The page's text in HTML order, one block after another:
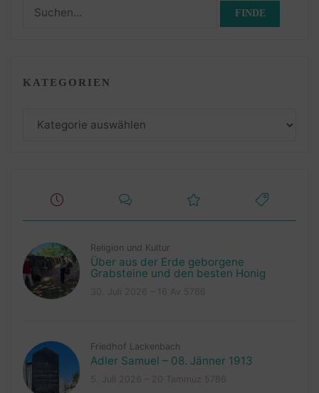
Suchen
KATEGORIEN
Religion und Kultur
Über aus der Erde geborgene
Grabsteine und den besten Honig
Friedhof Lackenbach
Adler Samuel – 08. Jänner 1913